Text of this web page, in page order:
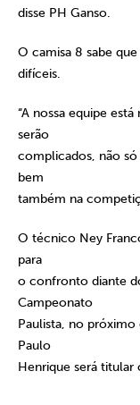
disse PH Ganso.
O camisa 8 sabe
difíceis.
“A nossa equipe
serão
complicados, não só
bem
também na
O técnico Ney
para
o confronto diante
Campeonato
Paulista, no
Paulo
Henrique será